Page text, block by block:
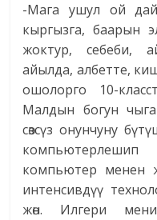
-Мага ушул ой
кыргызга, баарын
жоктур, себеби,
айылда, албетте,
ошолорго 10-
Малдын богун
сөзсүз онунчуну
компьютер менен
интенсивдүү
жөн. Илгери